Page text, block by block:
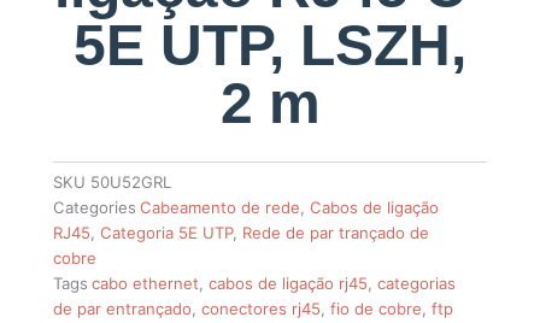
5E UTP, LSZH,
2 m
SKU 50U52GRL
Categories Cabeamento de rede,Cabos de ligação
RJ45,Categoria 5E UTP, Rede de par trançado de
cobre
Tags cabo ethernet,cabos de ligação rj45,categorias
de par entrançado,conectores rj45,fio de cobre,ftp